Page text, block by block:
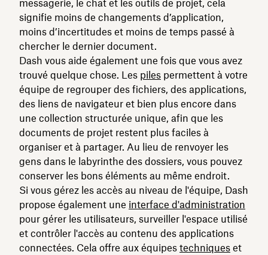
messagerie, le chat et les outils de projet, cela
signifie moins de changements d’application,
moins d’incertitudes et moins de temps passé à
chercher le dernier document.
Dash vous aide également une fois que vous avez
trouvé quelque chose. Les piles permettent à votre
équipe de regrouper des fichiers, des applications,
des liens de navigateur et bien plus encore dans
une collection structurée unique, afin que les
documents de projet restent plus faciles à
organiser et à partager. Au lieu de renvoyer les
gens dans le labyrinthe des dossiers, vous pouvez
conserver les bons éléments au même endroit.
Si vous gérez les accès au niveau de l'équipe, Dash
propose également une interface d'administration
pour gérer les utilisateurs, surveiller l'espace utilisé
et contrôler l'accès au contenu des applications
connectées. Cela offre aux équipes techniques et